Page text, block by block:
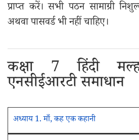
प्राप्त करें। सभी पठन सामाग्री
अथवा पासवर्ड भी नहीं चाहिए।
कक्षा 7 हिंदी
एनसीईआरटी समाधान
अध्याय 1. माँ, कह एक कहानी